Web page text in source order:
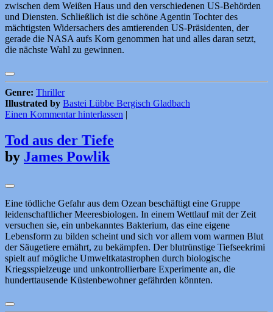
zwischen dem Weißen Haus und den verschiedenen US-Behörden
und Diensten. Schließlich ist die schöne Agentin Tochter des
mächtigsten Widersachers des amtierenden US-Präsidenten, der
gerade die NASA aufs Korn genommen hat und alles daran setzt,
die nächste Wahl zu gewinnen.
Genre: Thriller
Illustrated by Bastei Lübbe Bergisch Gladbach
Einen Kommentar hinterlassen |
Tod aus der Tiefe
by James Powlik
Eine tödliche Gefahr aus dem Ozean beschäftigt eine Gruppe
leidenschaftlicher Meeresbiologen. In einem Wettlauf mit der Zeit
versuchen sie, ein unbekanntes Bakterium, das eine eigene
Lebensform zu bilden scheint und sich vor allem vom warmen Blut
der Säugetiere ernährt, zu bekämpfen. Der blutrünstige Tiefseekrimi
spielt auf mögliche Umweltkatastrophen durch biologische
Kriegsspielzeuge und unkontrollierbare Experimente an, die
hunderttausende Küstenbewohner gefährden könnten.